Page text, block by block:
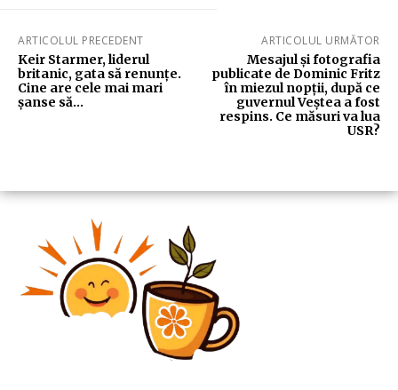
ARTICOLUL PRECEDENT
Keir Starmer, liderul
britanic, gata să renunțe.
Cine are cele mai mari
șanse să…
ARTICOLUL URMĂTOR
Mesajul și fotografia
publicate de Dominic Fritz
în miezul nopții, după ce
guvernul Veștea a fost
respins. Ce măsuri va lua
USR?